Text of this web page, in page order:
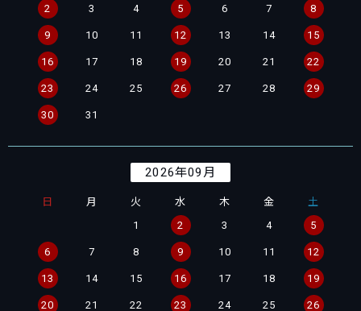
2 3 4 5 6 7 8
9 10 11 12 13 14 15
16 17 18 19 20 21 22
23 24 25 26 27 28 29
30 31
2026年09月
日 月 火 水 木 金
土
1
2 3 4 5
6 7 8 9 10 11 12
13 14 15 16 17 18 19
20 21 22 23 24 25 26